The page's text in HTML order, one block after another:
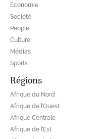
Economie
Société
People
Culture
Médias
Sports
Régions
Afrique du Nord
Afrique de l’Ouest
Afrique Centrale
Afrique de l’Est